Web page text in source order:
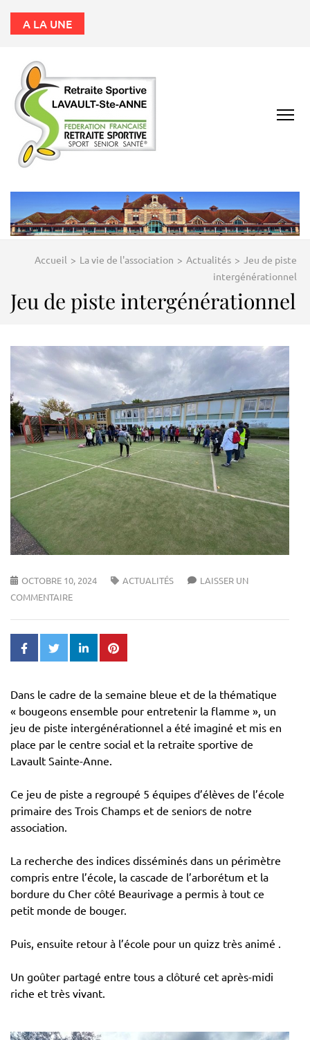
A LA UNE
03100
Accueil > La vie de l'association > Actualités > Jeu de piste
intergénérationnel
Jeu de piste intergénérationnel
OCTOBRE 10, 2024 ACTUALITÉS
LAISSER UN
COMMENTAIRE
Dans le cadre de la semaine bleue et de la thématique
« bougeons ensemble pour entretenir la flamme », un
jeu de piste intergénérationnel a été imaginé et mis en
place par le centre social et la retraite sportive de
Lavault Sainte-Anne.
Ce jeu de piste a regroupé 5 équipes d’élèves de l’école
primaire des Trois Champs et de seniors de notre
association.
La recherche des indices disséminés dans un périmètre
compris entre l’école, la cascade de l’arborétum et la
bordure du Cher côté Beaurivage a permis à tout ce
petit monde de bouger.
Puis, ensuite retour à l’école pour un quizz très animé .
Un goûter partagé entre tous a clôturé cet après-midi
riche et très vivant.